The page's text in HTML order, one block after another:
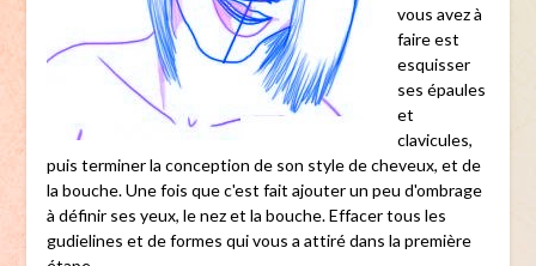
vous avez à
faire est
esquisser
ses épaules
et
clavicules,
puis terminer la conception de son style de cheveux, et de
la bouche. Une fois que c'est fait ajouter un peu d'ombrage
à définir ses yeux, le nez et la bouche. Effacer tous les
gudielines et de formes qui vous a attiré dans la première